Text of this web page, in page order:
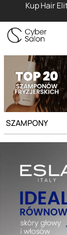
Kup Hair
SZAMPONY
Strona główna -